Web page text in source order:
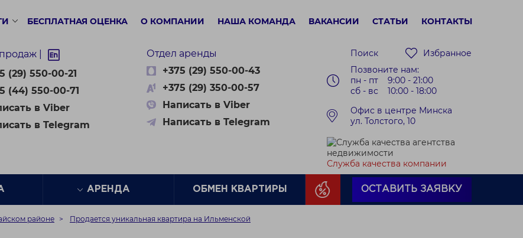
БЕСПЛАТНАЯ ОЦЕНКА О КОМПАНИИ НАША КОМАНДА ВАКАНСИИ СТАТЬИ КОНТАКТЫ
|
(29) 550-00-21
(44) 550-00-71
в Viber
в Telegram
Отдел аренды
+375 (29) 550-00-43
+375 (29) 350-00-57
Написать в Viber
Написать в Telegram
Поиск
Избранное
Позвоните нам:
пн - пт 9:00 - 21:00
сб - вс 10:00 - 18:00
Офис в центре Минска
ул. Толстого, 10
Служба качества компании
АРЕНДА ОБМЕН КВАРТИРЫ ОСТАВИТЬ ЗАЯВКУ
районе Продается уникальная квартира на Ильменской